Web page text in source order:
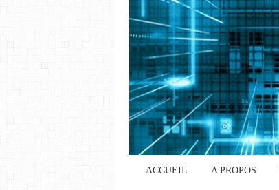
ACCUEIL A PROPOS